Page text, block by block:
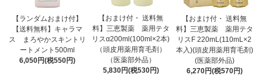
【ランダムおまけ付】
【送料無料】キャラマ
ス まろやかスキントリ
ートメント500ml
6,050円(税550円)
【おまけ付・ 送料無
料】三恵製薬 薬用テタ
リスα200ml(100ml×2本)
（頭皮用薬用育毛剤）
（医薬部外品）
5,830円(税530円)
【おまけ付・ 送料無
料】三恵製薬 薬用テタ
リスF 220mL(110mL×2
本入)(頭皮用薬用育毛剤)
(医薬部外品)
6,270円(税570円)